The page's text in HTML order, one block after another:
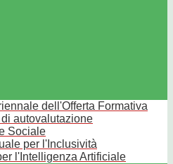
dell'Offerta Formativa
autovalutazione
Sociale
per l'Inclusività
l'Intelligenza Artificiale